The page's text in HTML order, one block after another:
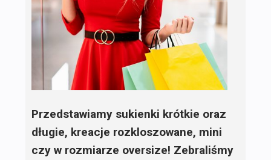
Przedstawiamy sukienki krótkie oraz
długie, kreacje rozkloszowane, mini
czy w rozmiarze oversize! Zebraliśmy